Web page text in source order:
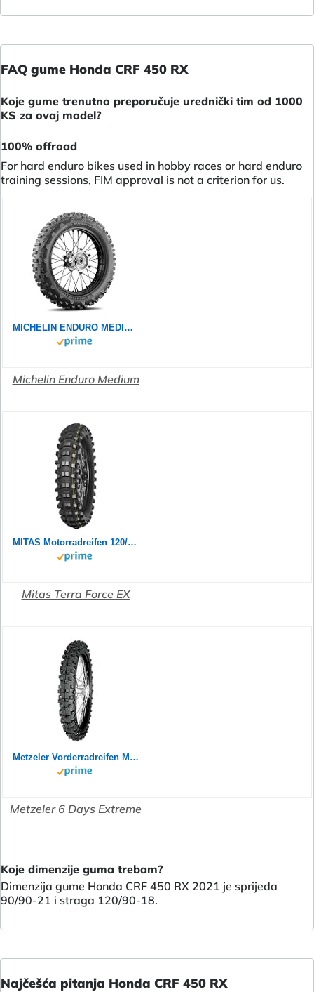
FAQ gume Honda CRF 450 RX
Koje gume trenutno preporučuje urednički tim od 1000
KS za ovaj model?
100% offroad
For hard enduro bikes used in hobby races or hard enduro
training sessions, FIM approval is not a criterion for us.
MICHELIN ENDURO MEDIUM 120/90-18 65R - Rückseite Reifen
Michelin Enduro Medium
MITAS Motorradreifen 120/90-18 M/C TT 65R TERRA FORCE-EX SM SUPER (YELLOW) (IND)
Mitas Terra Force EX
Metzeler Vorderradreifen MCE 6 Days Extreme Gr. 90/90-21
Metzeler 6 Days Extreme
Koje dimenzije guma trebam?
Dimenzija gume Honda CRF 450 RX 2021 je sprijeda
90/90-21 i straga 120/90-18.
Najčešća pitanja Honda CRF 450 RX